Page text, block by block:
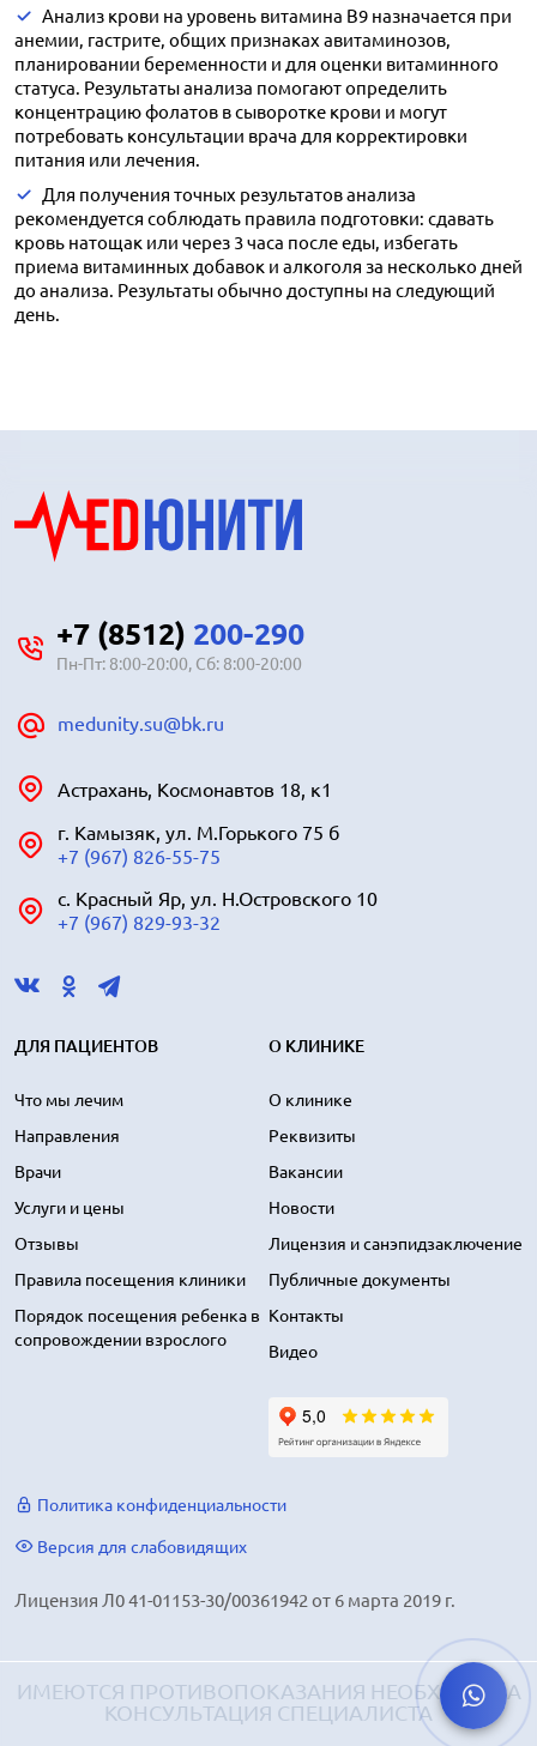
Анализ крови на уровень витамина B9 назначается при
анемии, гастрите, общих признаках авитаминозов,
планировании беременности и для оценки витаминного
статуса. Результаты анализа помогают определить
концентрацию фолатов в сыворотке крови и могут
потребовать консультации врача для корректировки
питания или лечения.
Для получения точных результатов анализа
рекомендуется соблюдать правила подготовки: сдавать
кровь натощак или через 3 часа после еды, избегать
приема витаминных добавок и алкоголя за несколько дней
до анализа. Результаты обычно доступны на следующий
день.
+7 (8512) 200-290
Пн-Пт: 8:00-20:00, Сб: 8:00-20:00
medunity.su@bk.ru
Астрахань, Космонавтов 18, к1
г. Камызяк, ул. М.Горького 75 б
+7 (967) 826-55-75
с. Красный Яр, ул. Н.Островского 10
+7 (967) 829-93-32
ДЛЯ ПАЦИЕНТОВ
Что мы лечим
Направления
Врачи
Услуги и цены
Отзывы
Правила посещения клиники
Порядок посещения ребенка в
сопровождении взрослого
О КЛИНИКЕ
О клинике
Реквизиты
Вакансии
Новости
Лицензия и санэпидзаключение
Публичные документы
Контакты
Видео
Политика конфиденциальности
Версия для слабовидящих
Лицензия Л0 41-01153-30/00361942 от 6 марта 2019 г.
ИМЕЮТСЯ ПРОТИВОПОКАЗАНИЯ НЕОБХОДИМА
КОНСУЛЬТАЦИЯ СПЕЦИАЛИСТА